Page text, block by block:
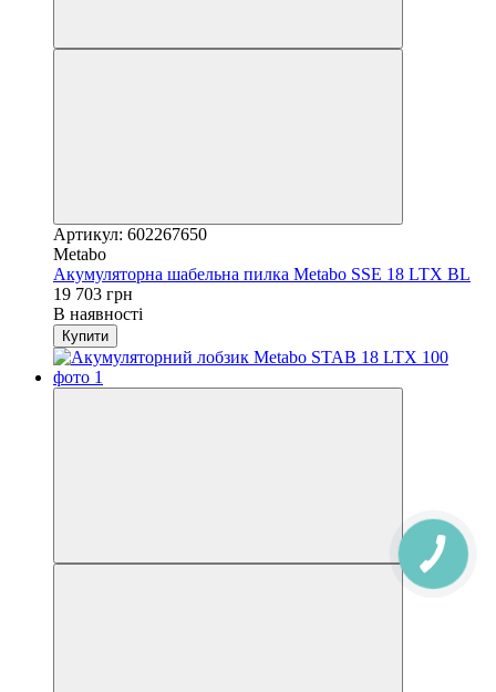
Артикул: 602267650
Metabo
Акумуляторна шабельна пилка Metabo SSE 18 LTX BL
19 703 грн
В наявності
Купити